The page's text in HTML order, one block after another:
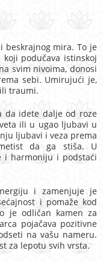
beskrajnog mira. To je
podučava istinskoj
svim nivoima, donosi
sebi. Umirujući je,
traumi.
da idete dalje od roze
ili u ugao ljubavi u
ljubavi i veza prema
da ga stiša. U
i harmoniju i podstaći
i zamenjuje je
i pomaže kod
je odličan kamen za
pojačava pozitivne
na vašu nameru.
za lepotu svih vrsta.